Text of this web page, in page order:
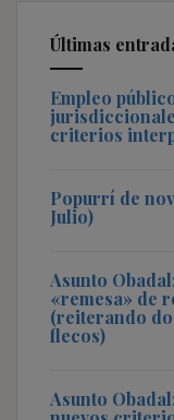
Últimas
Empleo
criterios
Popurrí de
Julio)
Asunto
«remesa» de
(reiterando
flecos)
Asunto